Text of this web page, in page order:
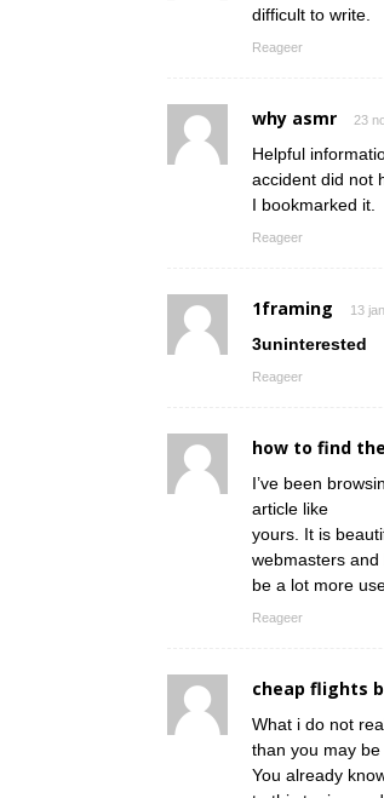
difficult to write.
Reageer
why asmr 23
Helpful
accident did not
I bookmarked it.
Reageer
1framing 13
3uninterested
Reageer
how to find
I’ve been
article like
yours. It is
webmasters
be a lot more
Reageer
cheap flights
What i do not
than you may be
You already